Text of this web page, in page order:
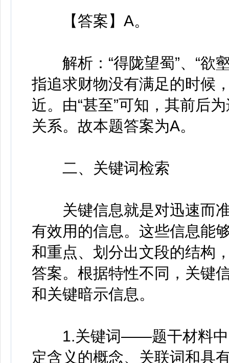
【答案】A。
解析：“得陇望蜀”、“欲壑
指追求财物没有满足的时候
近。由“甚至”可知，其前后
关系。故本题答案为A。
二、关键词检索
关键信息就是对迅速而准
有效用的信息。这些信息能
和重点、划分出文段的结构
答案。根据特性不同，关键
和关键暗示信息。
1.关键词——题干材料中
定含义的概念、关联词和具